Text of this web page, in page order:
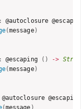
@autoclosure
(message)
@escaping ( ) ->
(message)
@autoclosure